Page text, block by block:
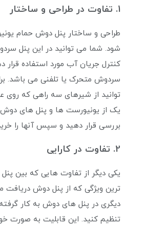
1. تفاوت در طراحی و ساختار
طراحی و ساختار پنل دوش حمام
شود. شما می توانید در این پنل
کنترل جریان آب مورد استفاده
سردوش متحرک یا تلفنی می باشد.
توانید از شیرهای سه راهی که روی
یک از یونیورست ها و پنل های دوش
بررسی قرار دهید و سپس آنها را
2. تفاوت در کارایی
یکی دیگر از تفاوت هایی که بین
ترین ویژگی که از پنل دوش دریافت
دیگری در پنل های دوش به کار
تنظیم کنید. این قابلیت به صورت